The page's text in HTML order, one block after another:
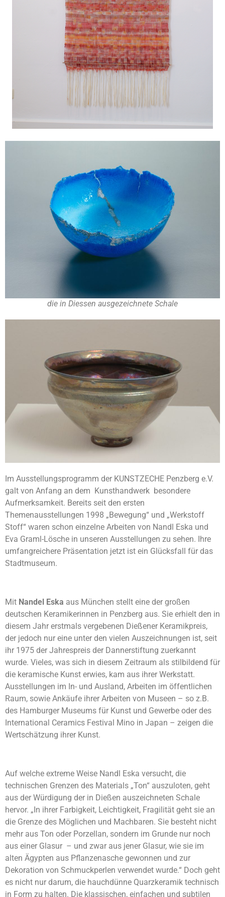
die in Diessen ausgezeichnete Schale
Im Ausstellungsprogramm der KUNSTZECHE Penzberg e.V.
galt von Anfang an dem Kunsthandwerk besondere
Aufmerksamkeit. Bereits seit den ersten
Themenausstellungen 1998 „Bewegung“ und „Werkstoff
Stoff“ waren schon einzelne Arbeiten von Nandl Eska und
Eva Graml-Lösche in unseren Ausstellungen zu sehen. Ihre
umfangreichere Präsentation jetzt ist ein Glücksfall für das
Stadtmuseum.
Mit Nandel Eska aus München stellt eine der großen
deutschen Keramikerinnen in Penzberg aus. Sie erhielt den in
diesem Jahr erstmals vergebenen Dießener Keramikpreis,
der jedoch nur eine unter den vielen Auszeichnungen ist, seit
ihr 1975 der Jahrespreis der Dannerstiftung zuerkannt
wurde. Vieles, was sich in diesem Zeitraum als stilbildend für
die keramische Kunst erwies, kam aus ihrer Werkstatt.
Ausstellungen im In- und Ausland, Arbeiten im öffentlichen
Raum, sowie Ankäufe ihrer Arbeiten von Museen – so z.B.
des Hamburger Museums für Kunst und Gewerbe oder des
International Ceramics Festival Mino in Japan – zeigen die
Wertschätzung ihrer Kunst.
Auf welche extreme Weise Nandl Eska versucht, die
technischen Grenzen des Materials „Ton“ auszuloten, geht
aus der Würdigung der in Dießen auszeichneten Schale
hervor. „In ihrer Farbigkeit, Leichtigkeit, Fragilität geht sie an
die Grenze des Möglichen und Machbaren. Sie besteht nicht
mehr aus Ton oder Porzellan, sondern im Grunde nur noch
aus einer Glasur – und zwar aus jener Glasur, wie sie im
alten Ägypten aus Pflanzenasche gewonnen und zur
Dekoration von Schmuckperlen verwendet wurde.“ Doch geht
es nicht nur darum, die hauchdünne Quarzkeramik technisch
in Form zu halten. Die klassischen, einfachen und subtilen